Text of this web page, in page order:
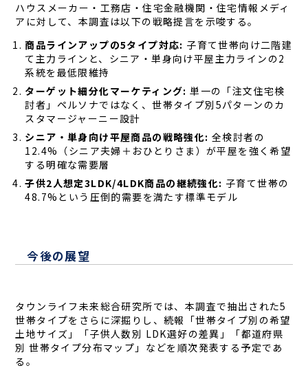
ハウスメーカー・工務店・住宅金融機関・住宅情報メディ
アに対して、本調査は以下の戦略提言を示唆する。
商品ラインアップの5タイプ対応: 子育て世帯向け二階建
て主力ラインと、シニア・単身向け平屋主力ラインの2
系統を最低限維持
ターゲット細分化マーケティング:単一の「注文住宅検
討者」ペルソナではなく、世帯タイプ別5パターンのカ
スタマージャーニー設計
シニア・単身向け平屋商品の戦略強化: 全検討者の
12.4%（シニア夫婦＋おひとりさま）が平屋を強く希望
する明確な需要層
子供2人想定3LDK/4LDK商品の継続強化: 子育て世帯の
48.7%という圧倒的需要を満たす標準モデル
今後の展望
タウンライフ未来総合研究所では、本調査で抽出された5
世帯タイプをさらに深掘りし、続報「世帯タイプ別の希望
土地サイズ」「子供人数別 LDK選好の差異」「都道府県
別 世帯タイプ分布マップ」などを順次発表する予定であ
る。